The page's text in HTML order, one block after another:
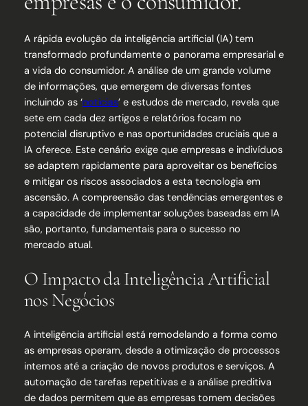
A rápida evolução da inteligência artificial (IA) tem
transformado profundamente o panorama empresarial e
a vida do consumidor. A análise de um grande volume
de informações, que emergem de diversas fontes
incluindo as ‘noticias’ e estudos de mercado, revela que
sete em cada dez artigos e relatórios focam no
potencial disruptivo e nas oportunidades cruciais que a
IA oferece. Este cenário exige que empresas e indivíduos
se adaptem rapidamente para aproveitar os benefícios
e mitigar os riscos associados a esta tecnologia em
ascensão. A compreensão das tendências emergentes e
a capacidade de implementar soluções baseadas em IA
são, portanto, fundamentais para o sucesso no
mercado atual.
O Impacto da Inteligência Artificial
nos Negócios
A inteligência artificial está remodelando a forma como
as empresas operam, desde a otimização de processos
internos até a criação de novos produtos e serviços. A
automação de tarefas repetitivas e a análise preditiva
de dados permitem que as empresas tomem decisões